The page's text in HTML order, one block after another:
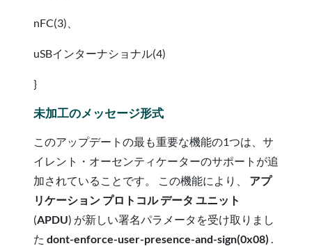
nFC(3)、
uSBインターナショナル(4)
}
未加工のメッセージ形式
このアップデートの最も重要な機能の1つは、サ
イレント・オーセンティケーターのサポートが追
加されていることです。 この機能により、 アプ
リケーション プロトコル データ ユニット
(APDU) が新しい署名パラメータを受け取り まし
た dont-enforce-user-presence-and-sign(0x08)